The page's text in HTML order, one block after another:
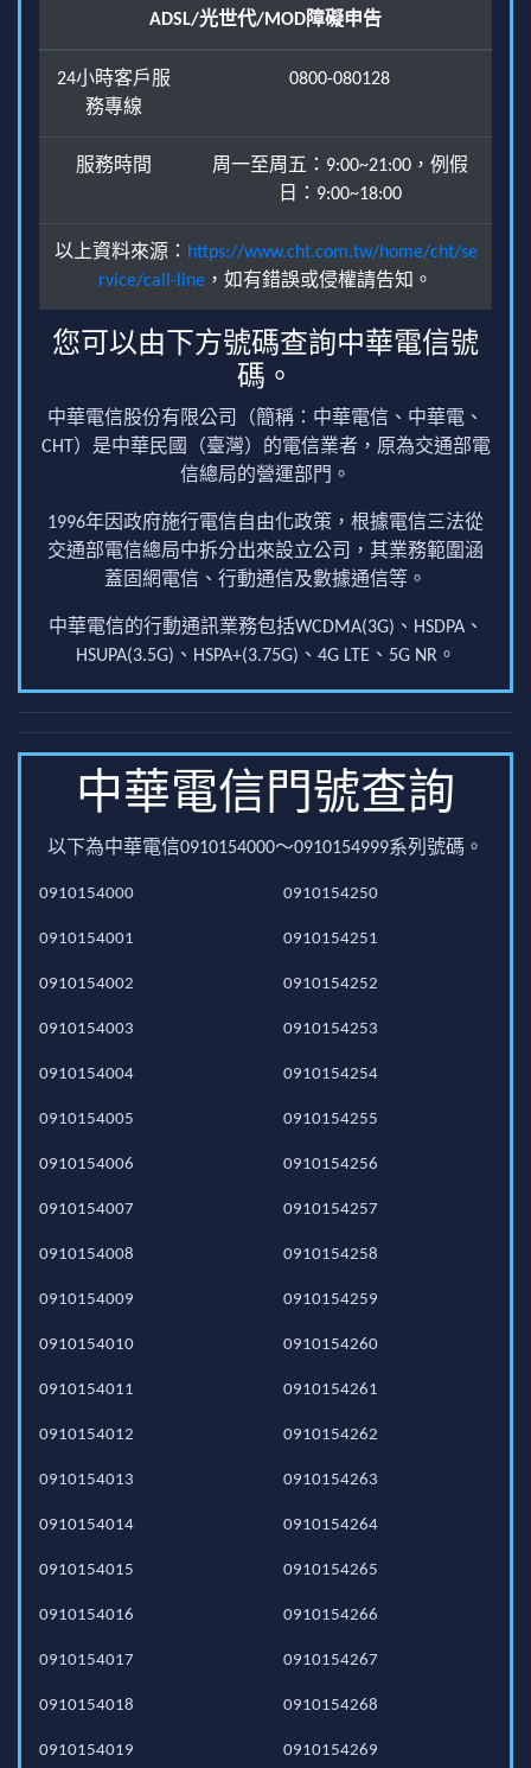
ADSL/光世代/MOD障礙申告
24小時客戶服
務專線
0800-080128
服務時間
周一至周五：9:00~21:00，例假
日：9:00~18:00
以上資料來源： https://www.cht.com.tw/home/cht/se
rvice/call-line ，如有錯誤或侵權請告知。
您可以由下方號碼查詢中華電信號
碼。
中華電信股份有限公司（簡稱：中華電信、中華電、
CHT）是中華民國（臺灣）的電信業者，原為交通部電
信總局的營運部門。
1996年因政府施行電信自由化政策，根據電信三法從
交通部電信總局中拆分出來設立公司，其業務範圍涵
蓋固網電信、行動通信及數據通信等。
中華電信的行動通訊業務包括WCDMA(3G)、HSDPA、
HSUPA(3.5G)、HSPA+(3.75G)、4G LTE、5G NR。
中華電信門號查詢
以下為中華電信0910154000～0910154999系列號碼。
0910154000
0910154001
0910154002
0910154003
0910154004
0910154005
0910154006
0910154007
0910154008
0910154009
0910154010
0910154011
0910154012
0910154013
0910154014
0910154015
0910154016
0910154017
0910154018
0910154019
0910154250
0910154251
0910154252
0910154253
0910154254
0910154255
0910154256
0910154257
0910154258
0910154259
0910154260
0910154261
0910154262
0910154263
0910154264
0910154265
0910154266
0910154267
0910154268
0910154269